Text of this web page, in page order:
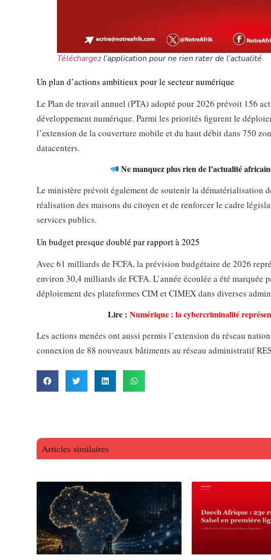
Téléchargezl’application pour ne rien rater de l’actualité
Un plan d’actions ambitieux pour le secteur numérique
Le Plan de travail annuel (PTA) adopté pour 2026 prévoit 156
développement numérique. Parmi les priorités figurent le
l’extension de la couverture mobile et du haut débit dans 750
datacenters.
Ne manquez plus rien de l’actualité
Le ministère prévoit également de soutenir la dématérialisation
réalisation des maisons du citoyen et de renforcer le cadre
services publics.
Un budget presque doublé par rapport à 2025
Avec 61 milliards de FCFA, la prévision budgétaire de 2026
environ 30,4 milliards de FCFA. L’année écoulée a été
déploiement des plateformes CIM et CIMEX dans diverses
Lire : Numérique : la cybercriminalité
Les actions menées ont aussi permis l’extension du réseau
connexion de 88 nouveaux bâtiments au réseau administratif
Articles similaires